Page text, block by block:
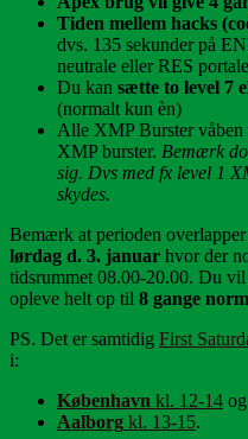
Tiden mellem hacks
dvs. 135 sekunder på
neutrale eller RES
Du kan sætte to level 7
(normalt kun èn)
Alle XMP Burster våben
XMP burster. Bemærk
sig. Dvs med fx level 1
skydes.
Bemærk at perioden
lørdag d. 3. januar hvor der
tidsrummet 08.00-20.00. Du
opleve helt op til 8 gange
PS. Det er samtidig First
i:
København kl. 12-14 og
Aalborg kl. 13-15.